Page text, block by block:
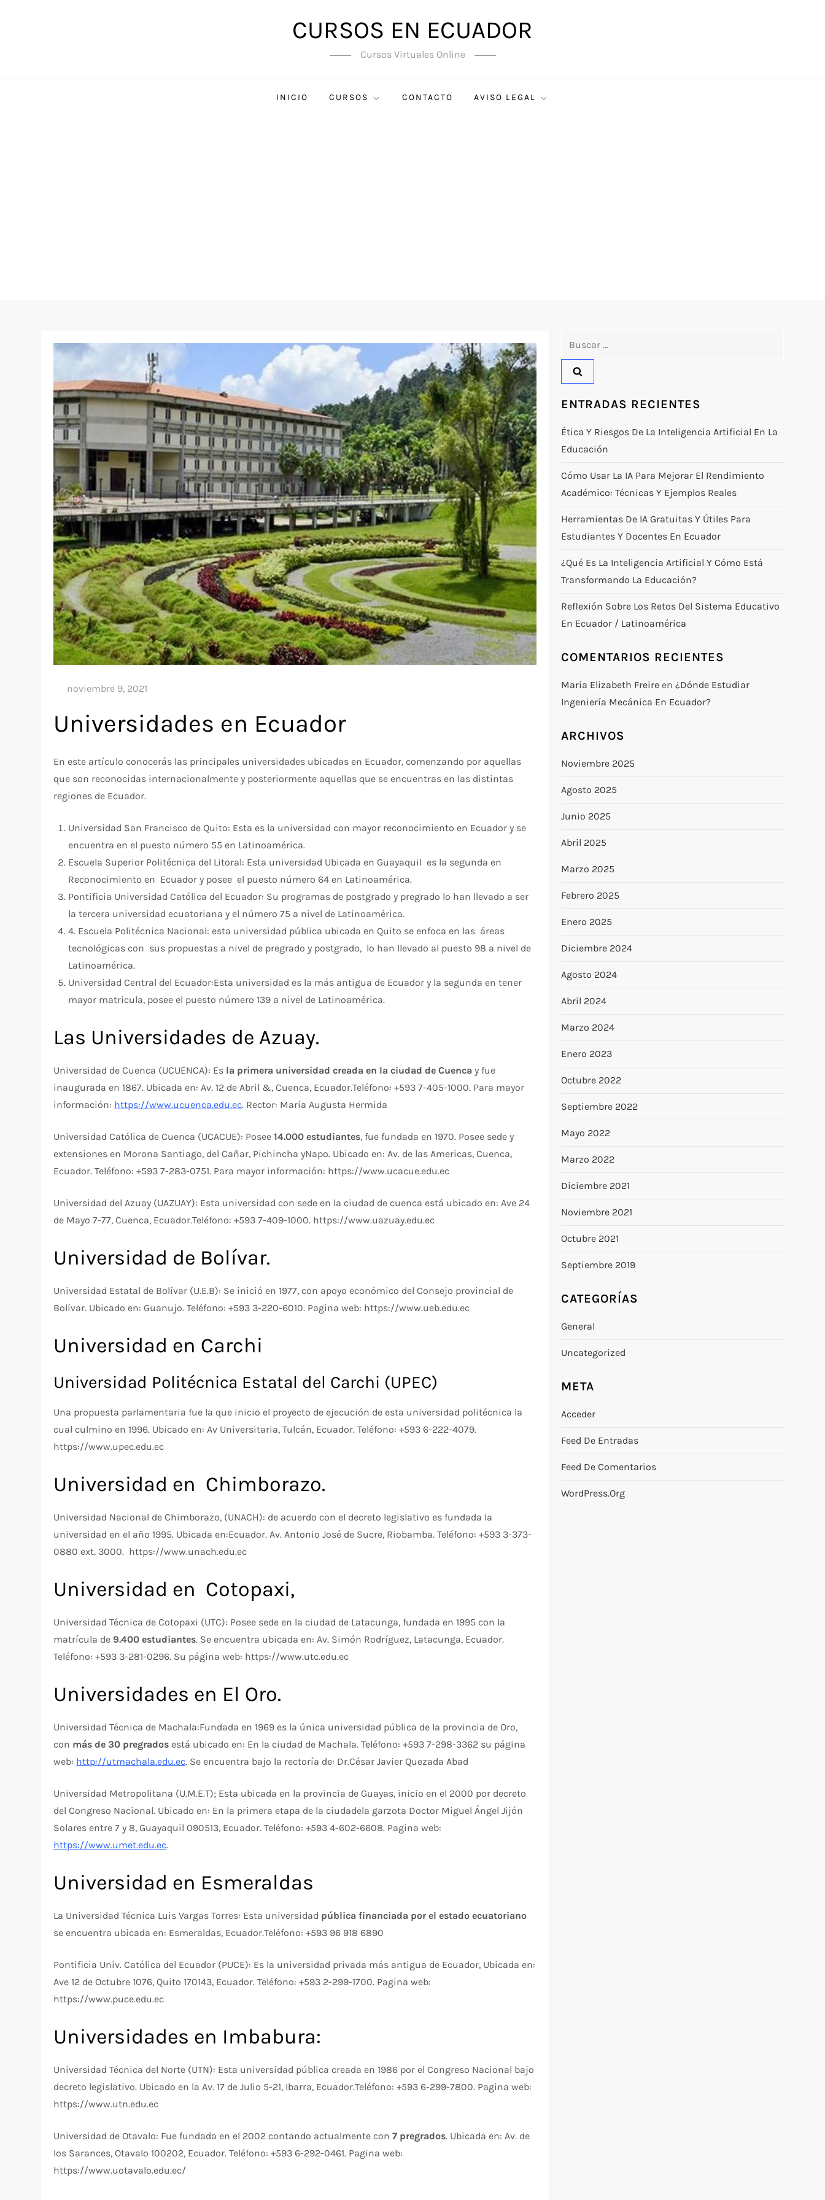
CURSOS EN ECUADOR
Cursos Virtuales Online
INICIO CURSOS CONTACTO AVISO LEGAL
Universidades en Ecuador
En este artículo conocerás las principales universidades ubicadas en Ecuador, comenzando por aquellas
que son reconocidas internacionalmente y posteriormente aquellas que se encuentras en las distintas
regiones de Ecuador.
Universidad San Francisco de Quito: Esta es la universidad con mayor reconocimiento en Ecuador y se
encuentra en el puesto número 55 en Latinoamérica.
Escuela Superior Politécnica del Litoral: Esta universidad Ubicada en Guayaquil es la segunda en
Reconocimiento en Ecuador y posee el puesto número 64 en Latinoamérica.
Pontificia Universidad Católica del Ecuador: Su programas de postgrado y pregrado lo han llevado a ser
la tercera universidad ecuatoriana y el número 75 a nivel de Latinoamérica.
4. Escuela Politécnica Nacional: esta universidad pública ubicada en Quito se enfoca en las áreas
tecnológicas con sus propuestas a nivel de pregrado y postgrado, lo han llevado al puesto 98 a nivel de
Latinoamérica.
Universidad Central del Ecuador:Esta universidad es la más antigua de Ecuador y la segunda en tener
mayor matricula, posee el puesto número 139 a nivel de Latinoamérica.
Las Universidades de Azuay.
Universidad de Cuenca (UCUENCA): Es la primera universidad creada en la ciudad de Cuenca y fue
inaugurada en 1867. Ubicada en: Av. 12 de Abril &, Cuenca, Ecuador.Teléfono: +593 7-405-1000. Para mayor
información: https://www.ucuenca.edu.ec. Rector: María Augusta Hermida
Universidad Católica de Cuenca (UCACUE): Posee14.000 estudiantes, fue fundada en 1970. Posee sede y
extensiones en Morona Santiago, del Cañar, Pichincha yNapo. Ubicado en: Av. de las Americas, Cuenca,
Ecuador. Teléfono: +593 7-283-0751. Para mayor información: https://www.ucacue.edu.ec
Universidad del Azuay (UAZUAY): Esta universidad con sede en la ciudad de cuenca está ubicado en: Ave 24
de Mayo 7-77, Cuenca, Ecuador.Teléfono: +593 7-409-1000. https://www.uazuay.edu.ec
Universidad de Bolívar.
Universidad Estatal de Bolívar (U.E.B): Se inició en 1977, con apoyo económico del Consejo provincial de
Bolívar. Ubicado en: Guanujo. Teléfono: +593 3-220-6010. Pagina web: https://www.ueb.edu.ec
Universidad en Carchi
Universidad Politécnica Estatal del Carchi (UPEC)
Una propuesta parlamentaria fue la que inicio el proyecto de ejecución de esta universidad politécnica la
cual culmino en 1996. Ubicado en: Av Universitaria, Tulcán, Ecuador. Teléfono: +593 6-222-4079.
https://www.upec.edu.ec
Universidad en Chimborazo.
Universidad Nacional de Chimborazo, (UNACH): de acuerdo con el decreto legislativo es fundada la
universidad en el año 1995. Ubicada en:Ecuador. Av. Antonio José de Sucre, Riobamba. Teléfono: +593 3-373-
0880 ext. 3000. https://www.unach.edu.ec
Universidad en Cotopaxi,
Universidad Técnica de Cotopaxi (UTC): Posee sede en la ciudad de Latacunga, fundada en 1995 con la
matrícula de 9.400 estudiantes. Se encuentra ubicada en: Av. Simón Rodríguez, Latacunga, Ecuador.
Teléfono: +593 3-281-0296. Su página web: https://www.utc.edu.ec
Universidades en El Oro.
Universidad Técnica de Machala:Fundada en 1969 es la única universidad pública de la provincia de Oro,
con más de 30 pregrados está ubicado en: En la ciudad de Machala. Teléfono: +593 7-298-3362 su página
web: http://utmachala.edu.ec. Se encuentra bajo la rectoría de: Dr.César Javier Quezada Abad
Universidad Metropolitana (U.M.E.T); Esta ubicada en la provincia de Guayas, inicio en el 2000 por decreto
del Congreso Nacional. Ubicado en: En la primera etapa de la ciudadela garzota Doctor Miguel Ángel Jijón
Solares entre 7 y 8, Guayaquil 090513, Ecuador. Teléfono: +593 4-602-6608. Pagina web:
https://www.umet.edu.ec.
Universidad en Esmeraldas
La Universidad Técnica Luis Vargas Torres: Esta universidad pública financiada por el estado ecuatoriano
se encuentra ubicada en: Esmeraldas, Ecuador.Teléfono: +593 96 918 6890
Pontificia Univ. Católica del Ecuador (PUCE): Es la universidad privada más antigua de Ecuador, Ubicada en:
Ave 12 de Octubre 1076, Quito 170143, Ecuador. Teléfono: +593 2-299-1700. Pagina web:
https://www.puce.edu.ec
Universidades en Imbabura:
Universidad Técnica del Norte (UTN): Esta universidad pública creada en 1986 por el Congreso Nacional bajo
decreto legislativo. Ubicado en la Av. 17 de Julio 5-21, Ibarra, Ecuador.Teléfono: +593 6-299-7800. Pagina web:
https://www.utn.edu.ec
Universidad de Otavalo: Fue fundada en el 2002 contando actualmente con7 pregrados. Ubicada en: Av. de
los Sarances, Otavalo 100202, Ecuador. Teléfono: +593 6-292-0461. Pagina web:
https://www.uotavalo.edu.ec/
ENTRADAS RECIENTES
Ética Y Riesgos De La Inteligencia Artificial En La
Educación
Cómo Usar La IA Para Mejorar El Rendimiento
Académico: Técnicas Y Ejemplos Reales
Herramientas De IA Gratuitas Y Útiles Para
Estudiantes Y Docentes En Ecuador
¿Qué Es La Inteligencia Artificial Y Cómo Está
Transformando La Educación?
Reflexión Sobre Los Retos Del Sistema Educativo
En Ecuador / Latinoamérica
COMENTARIOS RECIENTES
Maria Elizabeth Freireen ¿Dónde Estudiar
Ingeniería Mecánica En Ecuador?
ARCHIVOS
Noviembre 2025
Agosto 2025
Junio 2025
Abril 2025
Marzo 2025
Febrero 2025
Enero 2025
Diciembre 2024
Agosto 2024
Abril 2024
Marzo 2024
Enero 2023
Octubre 2022
Septiembre 2022
Mayo 2022
Marzo 2022
Diciembre 2021
Noviembre 2021
Octubre 2021
Septiembre 2019
CATEGORÍAS
General
Uncategorized
META
Acceder
Feed De Entradas
Feed De Comentarios
WordPress.org